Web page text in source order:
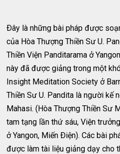
Ðây là những bài pháp được
của Hòa Thượng Thiền Sư U.
Thiền Viện Panditarama ở
này đã được giảng trong một
Insight Meditation Society ở
Thiền Sư U. Pandita là người kế
Mahasi. (Hòa Thượng Thiền Sư
tam tạng lần thứ sáu, Viện
ở Yangon, Miến Ðiện). Các bài
được làm tài liệu giảng dạy cho